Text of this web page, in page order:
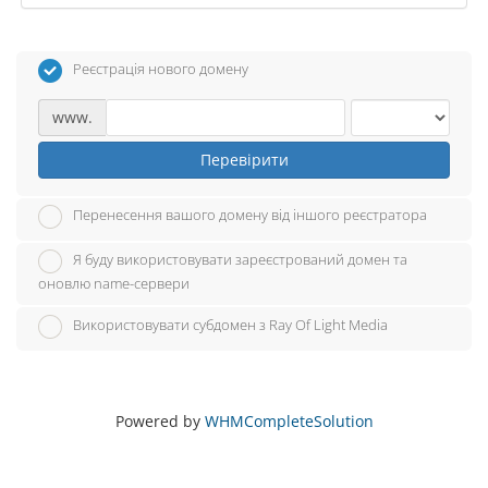
Реєстрація нового домену
www.
Перевірити
Перенесення вашого домену від іншого реєстратора
Я буду використовувати зареєстрований домен та
оновлю name-сервери
Використовувати субдомен з Ray Of Light Media
Powered by WHMCompleteSolution